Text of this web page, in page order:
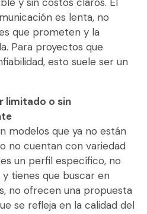
es lenta, no
que prometen y la
Para proyectos que
esto suele ser un
limitado o sin
modelos que ya no están
no cuentan con variedad
un perfil específico, no
tienes que buscar en
no ofrecen una propuesta
se refleja en la calidad del